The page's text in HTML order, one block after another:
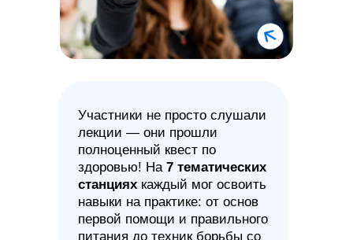
Участники не просто слушали
лекции — они прошли
полноценный квест по
здоровью! На 7 тематических
станциях каждый мог освоить
навыки на практике: от основ
первой помощи и правильного
питания до техник борьбы со
Выходим на лёд!
Зима в Москве — не повод для спячки,
открытым небом. А мы подобрали для
вас самые крутые ледовые площадки
— от романтичных до самых
трендовых. Выбирайте свой маршрут
для идеального зимнего дня!